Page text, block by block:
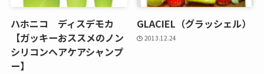
ハホニコ ディスデモカ
【ガッキーおススメのノン
シリコンヘアケアシャンプ
ー】
GLACIEL（グラッシェル）
2013.12.24